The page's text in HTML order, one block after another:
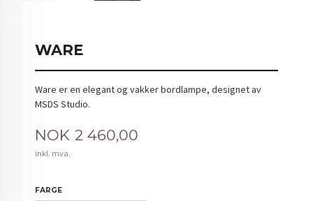
WARE
Ware er en elegant og vakker bordlampe, designet av
MSDS Studio.
Pris
NOK 2 460,00
inkl. mva.
FARGE